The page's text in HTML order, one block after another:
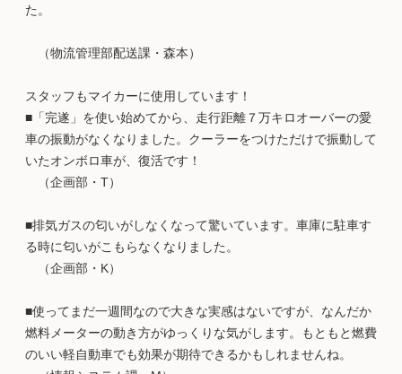
た。
（物流管理部配送課・森本）
スタッフもマイカーに使用しています！
■「完遂」を使い始めてから、走行距離７万キロオーバーの愛
車の振動がなくなりました。クーラーをつけただけで振動して
いたオンボロ車が、復活です！
（企画部・T）
■排気ガスの匂いがしなくなって驚いています。車庫に駐車す
る時に匂いがこもらなくなりました。
（企画部・K）
■使ってまだ一週間なので大きな実感はないですが、なんだか
燃料メーターの動き方がゆっくりな気がします。もともと燃費
のいい軽自動車でも効果が期待できるかもしれませんね。